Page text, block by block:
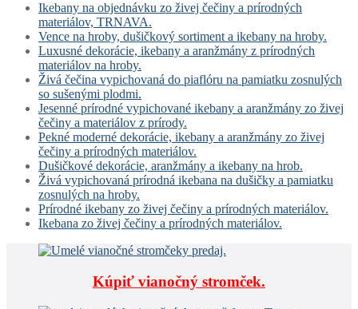
Ikebany na objednávku zo živej čečiny a prírodných
materiálov, TRNAVA.
Vence na hroby, dušičkový sortiment a ikebany na hroby.
Luxusné dekorácie, ikebany a aranžmány z prírodných
materiálov na hroby.
Živá čečina vypichovaná do piaflóru na pamiatku zosnulých
so sušenými plodmi.
Jesenné prírodné vypichované ikebany a aranžmány zo živej
čečiny a materiálov z prírody.
Pekné moderné dekorácie, ikebany a aranžmány zo živej
čečiny a prírodných materiálov.
Dušičkové dekorácie, aranžmány a ikebany na hrob.
Živá vypichovaná prírodná ikebana na dušičky a pamiatku
zosnulých na hroby.
Prírodné ikebany zo živej čečiny a prírodných materiálov.
Ikebana zo živej čečiny a prírodných materiálov.
Kúpiť vianočný stromček.